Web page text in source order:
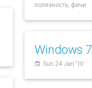
полезность, фичи
Windows 7
event Sun 24 Jan '10